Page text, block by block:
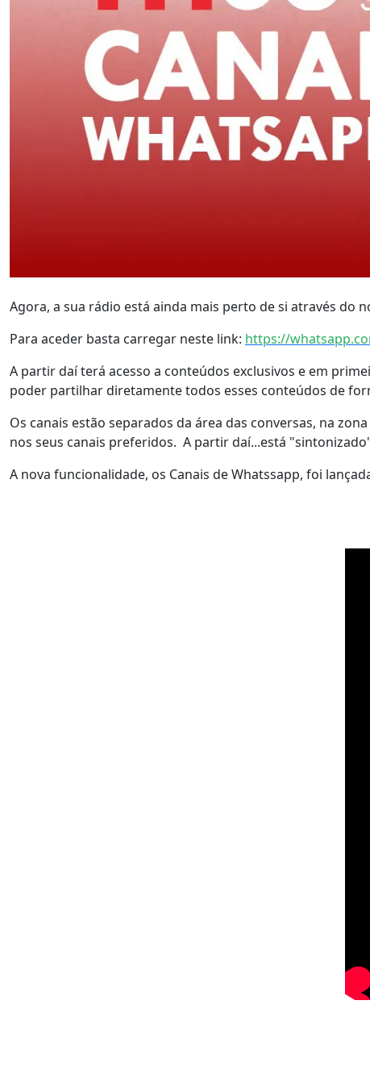
Agora, a sua rádio está ainda mais perto de si através do
Para aceder basta carregar neste link: https://
A partir daí terá acesso a conteúdos exclusivos e em
poder partilhar diretamente todos esses conteúdos de
Os canais estão separados da área das conversas, na
nos seus canais preferidos. A partir daí...está
A nova funcionalidade, os Canais de Whatssapp, foi